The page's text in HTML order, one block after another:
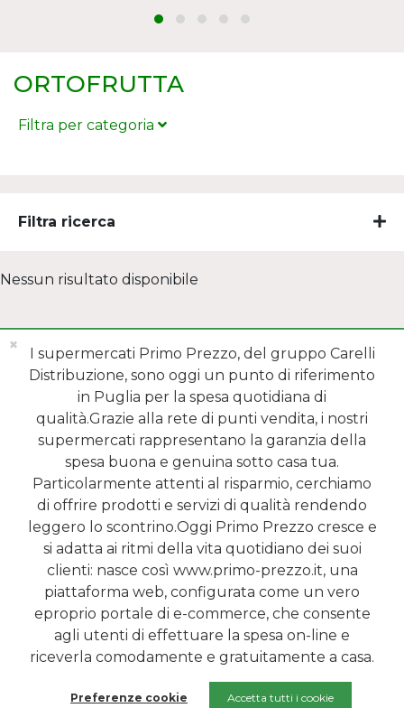
ORTOFRUTTA
Filtra per categoria
Filtra ricerca
Nessun risultato disponibile
MENÙ
REPARTI
SHOP ONLINE
SERVIZI
NEWSLETTER
2015 - 2026 Carelli s.r.l | Sede legale: Via Tenente Speranza, 10 - 70032
Bitonto (IT) | Telefono: 080.2147860 | P.IVA 04161600723 | REA BA-
I supermercati Primo Prezzo, del gruppo Carelli
Distribuzione, sono oggi un punto di riferimento
in Puglia per la spesa quotidiana di
qualità.Grazie alla rete di punti vendita, i nostri
supermercati rappresentano la garanzia della
spesa buona e genuina sotto casa tua.
Particolarmente attenti al risparmio, cerchiamo
di offrire prodotti e servizi di qualità rendendo
leggero lo scontrino.Oggi Primo Prezzo cresce e
si adatta ai ritmi della vita quotidiano dei suoi
clienti: nasce così www.primo-prezzo.it, una
piattaforma web, configurata come un vero
eproprio portale di e-commerce, che consente
agli utenti di effettuare la spesa on-line e
riceverla comodamente e gratuitamente a casa.
Preferenze cookie
✖
Accetta tutti i cookie